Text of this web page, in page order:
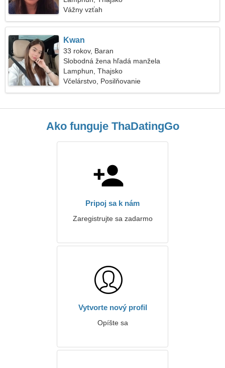
Vážny vzťah
Kwan
33 rokov, Baran
Slobodná žena hľadá manžela
Lamphun, Thajsko
Včelárstvo, Posilňovanie
Ako funguje ThaDatingGo
Pripoj sa k nám
Zaregistrujte sa zadarmo
Vytvorte nový profil
Opíšte sa